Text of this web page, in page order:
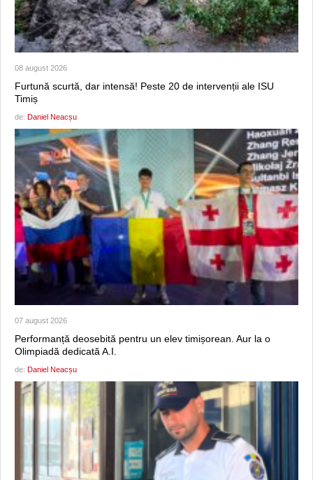
08 august 2026
Furtună scurtă, dar intensă! Peste 20 de intervenții ale ISU
Timiș
de: Daniel Neacșu
07 august 2026
Performanță deosebită pentru un elev timișorean. Aur la o
Olimpiadă dedicată A.I.
de: Daniel Neacșu